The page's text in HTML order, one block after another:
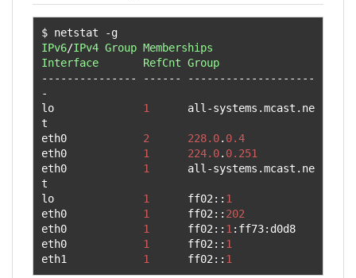
$ netstat -
IPv6/IPv4 Group Memberships
Interface
RefCnt Group
---------------
------
--------------------
-
lo 1
      all
-systems .mcast . ne
t
eth0 2 228.0. 0.4
eth0 1 224.0. 0.251
eth0 1
      all
-systems .mcast . ne
t
lo 1
      ff02
:: 1
eth0 1
      ff02
:: 202
eth0 1
      ff02
:: 1 : ff73: d0d8
eth0 1
      ff02
:: 1
eth1 1
      ff02
:: 1